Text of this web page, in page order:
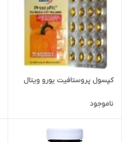
کپسول پروستافیت یورو ویتال
ناموجود